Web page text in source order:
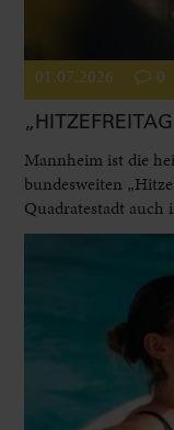
01.07.2026 0
Mannheim ist die
bundesweiten
Quadratestadt auch